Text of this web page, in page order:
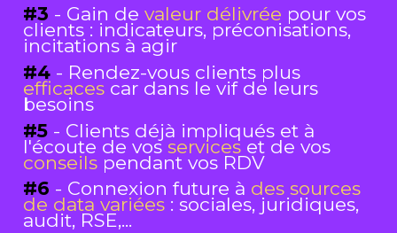
#3 - Gain de valeur délivrée pour vos
clients : indicateurs, préconisations,
incitations à agir
#4
- Rendez-vous clients plus
efficaces car dans le vif de leurs
besoins
#5 - Clients déjà impliqués et à
l'écoute de vos services et de vos
conseils pendant vos RDV
#6 - Connexion future à des sources
de data variées : sociales, juridiques,
audit, RSE,...